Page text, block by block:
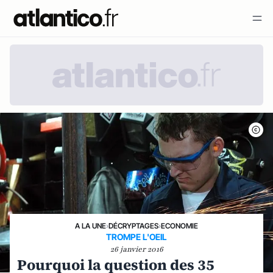
A LA UNE›DÉCRYPTAGES›ECONOMIE
TROMPE L'OEIL
26 janvier 2016
Pourquoi la question des 35